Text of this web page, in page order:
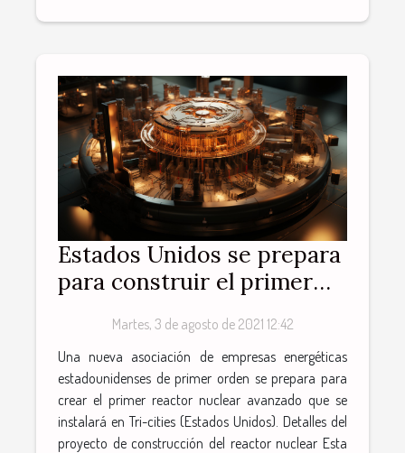
Estados Unidos se prepara
para construir el primer
del paísMartes, 3 de agosto de 2021 12:42
Una nueva asociación de empresas energéticas
estadounidenses de primer orden se prepara para
crear el primer reactor nuclear avanzado que se
instalará en Tri-cities (Estados Unidos). Detalles del
proyecto de construcción del reactor nuclear Esta